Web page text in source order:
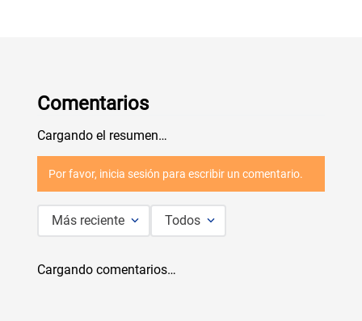
Comentarios
Cargando el resumen…
Por favor, inicia sesión para escribir un comentario.
Más reciente Todos
Cargando comentarios…